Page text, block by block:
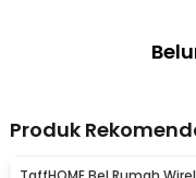
Produk